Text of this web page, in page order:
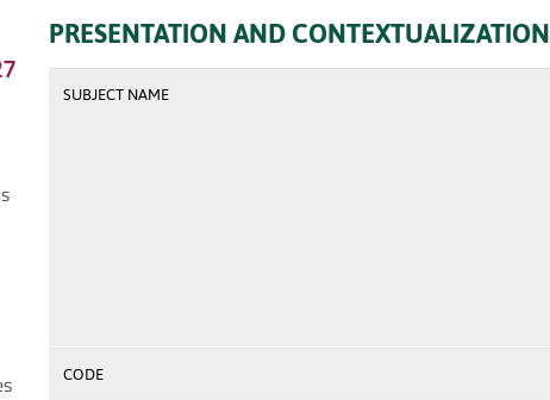
PRESENTATION AND CONTEXTUALIZATION
SUBJECT NAME
CODE